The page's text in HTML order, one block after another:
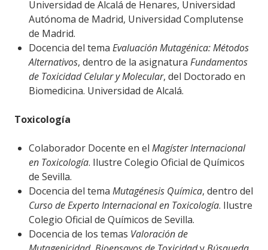
Universidad de Alcalá de Henares, Universidad
Autónoma de Madrid, Universidad Complutense
de Madrid.
Docencia del tema Evaluación Mutagénica: Métodos
Alternativos, dentro de la asignatura Fundamentos
de Toxicidad Celular y Molecular, del Doctorado en
Biomedicina. Universidad de Alcalá.
Toxicología
Colaborador Docente en el Magíster Internacional
en Toxicología. Ilustre Colegio Oficial de Químicos
de Sevilla.
Docencia del tema Mutagénesis Química, dentro del
Curso de Experto Internacional en Toxicología. Ilustre
Colegio Oficial de Químicos de Sevilla.
Docencia de los temas Valoración de